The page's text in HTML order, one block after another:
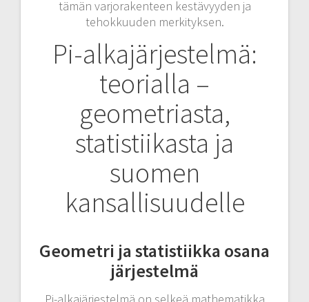
tämän varjorakenteen kestävyyden ja
tehokkuuden merkityksen.
Pi-alkajärjestelmä:
teorialla –
geometriasta,
statistiikasta ja
suomen
kansallisuudelle
Geometri ja statistiikka osana
järjestelmä
Pi-alkajärjestelmä on selkeä mathematikka